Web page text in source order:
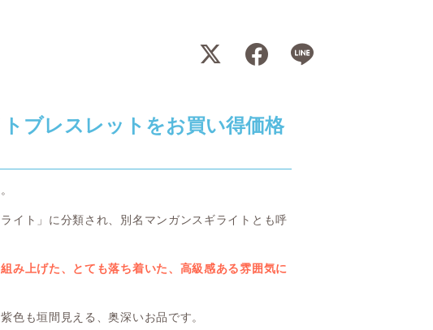
ブレスレットをお買い得価格
イト」に分類され、別名マンガンスギライトとも呼
み上げた、とても落ち着いた、高級感ある雰囲気に
色も垣間見える、奥深いお品です。